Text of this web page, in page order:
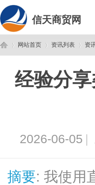
信天商贸网
网站首页
›
资讯列表 资
经验分
2026-06-05 |
摘要: 我使用